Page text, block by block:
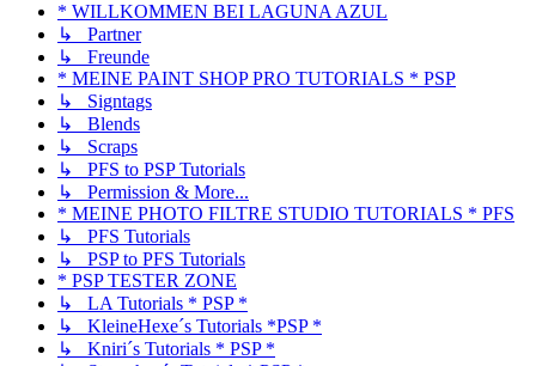
* WILLKOMMEN BEI LAGUNA AZUL
↳ Partner
↳ Freunde
* MEINE PAINT SHOP PRO TUTORIALS * PSP
↳ Signtags
↳ Blends
↳ Scraps
↳ PFS to PSP Tutorials
↳ Permission & More...
* MEINE PHOTO FILTRE STUDIO TUTORIALS * PFS
↳ PFS Tutorials
↳ PSP to PFS Tutorials
* PSP TESTER ZONE
↳ LA Tutorials * PSP *
↳ KleineHexe´s Tutorials *PSP *
↳ Kniri´s Tutorials * PSP *